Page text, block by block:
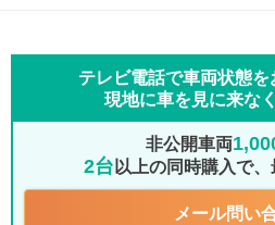
テレビ電話で車両状態を
現地に車を見に来な
非公開車両
2台 以上の同時購入で、
メール問い